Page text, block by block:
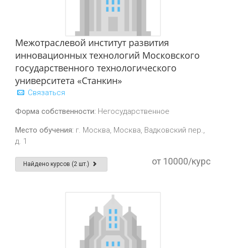
Межотраслевой институт развития
инновационных технологий Московского
государственного технологического
университета «Станкин»
Связаться
Форма собственности: Негосударственное
Место обучения: г. Москва, Москва, Вадковский пер.,
д. 1
Найдено курсов (2 шт.) от 10000/курс